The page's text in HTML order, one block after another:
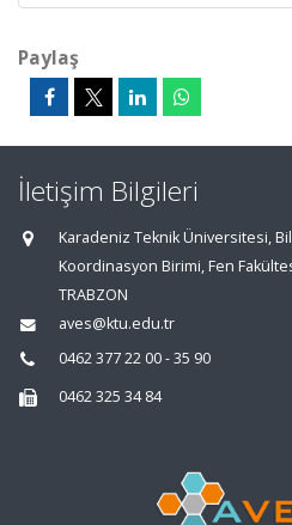
Paylaş
İletişim Bilgileri
Karadeniz Teknik Üniversitesi,
Koordinasyon Birimi, Fen
TRABZON
aves@ktu.edu.tr
0462 377 22 00 - 35 90
0462 325 34 84